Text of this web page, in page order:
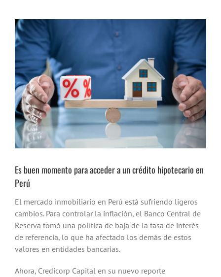
Ver
imagen
más
grande
Es buen momento para acceder a un crédito hipotecario en
Perú
El mercado inmobiliario en Perú está sufriendo ligeros
cambios. Para controlar la inflación, el Banco Central de
Reserva tomó una política de baja de la tasa de interés
de referencia, lo que ha afectado los demás de estos
valores en entidades bancarias.
Ahora, Credicorp Capital en su nuevo reporte